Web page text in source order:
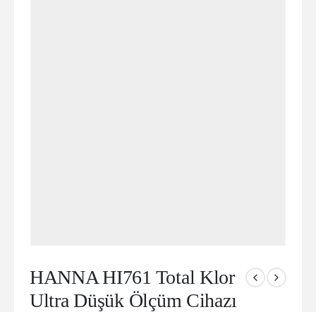
HANNA HI761 Total Klor
Ultra Düşük Ölçüm Cihazı